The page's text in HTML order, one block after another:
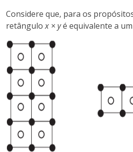
Considere que, para os
retângulox × yé equivalente a